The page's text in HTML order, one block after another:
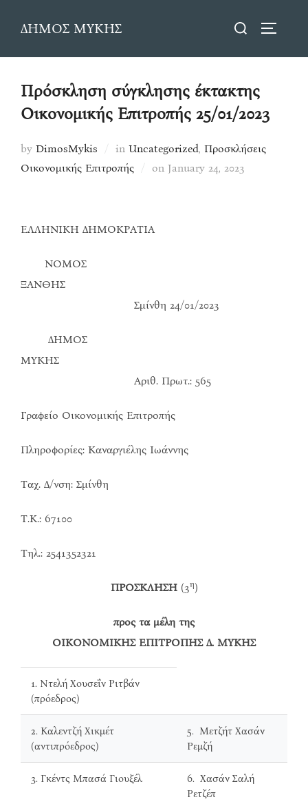
ΔΗΜΟΣ ΜΥΚΗΣ
Search
Πρόσκληση σύγκλησης έκτακτης
Οικονομικής Επιτροπής 25/01/2023
by DimosMykis in Uncategorized, Προσκλήσεις
Οικονομικής Επιτροπής
on Posted
January 24, 2023
ΕΛΛΗΝΙΚΗ ΔΗΜΟΚΡΑΤΙΑ
ΝΟΜΟΣ
ΞΑΝΘΗΣ
Σμίνθη 24/01/2023
ΔΗΜΟΣ
ΜΥΚΗΣ
Αριθ. Πρωτ.: 565
Γραφείο Οικονομικής Επιτροπής
Πληροφορίες: Καναργιέλης Ιωάννης
Ταχ. Δ/νση: Σμίνθη
Τ.Κ.: 67100
Τηλ.: 2541352321
ΠΡΟΣΚΛΗΣΗ(3η)
προς τα μέλη της
ΟΙΚΟΝΟΜΙΚΗΣ ΕΠΙΤΡΟΠΗΣ Δ. ΜΥΚΗΣ
1. Ντελή Χουσεΐν Ριτβάν
(πρόεδρος)
2. Καλεντζή Χικμέτ
(αντιπρόεδρος)
5. Μετζήτ Χασάν
Ρεμζή
3. Γκέντς Μπασά Γιουξέλ
6. Χασάν Σαλή
Ρετζέπ